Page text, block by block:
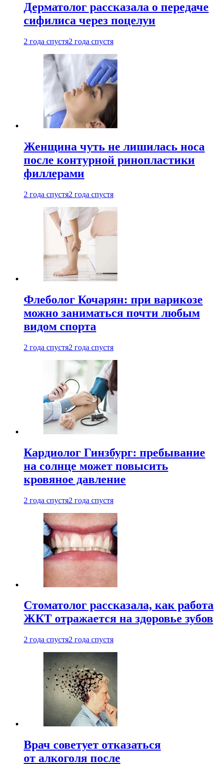
Дерматолог рассказала о передаче
сифилиса через поцелуи
2 года спустя2 года спустя
Женщина чуть не лишилась носа
после контурной ринопластики
филлерами
2 года спустя2 года спустя
Флеболог Кочарян: при варикозе
можно заниматься почти любым
видом спорта
2 года спустя2 года спустя
Кардиолог Гинзбург: пребывание
на солнце может повысить
кровяное давление
2 года спустя2 года спустя
Стоматолог рассказала, как работа
ЖКТ отражается на здоровье зубов
2 года спустя2 года спустя
Врач советует отказаться
от алкоголя после